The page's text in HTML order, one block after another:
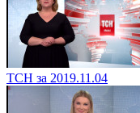
ТСН за 2019.11.04